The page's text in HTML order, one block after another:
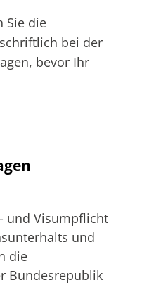
Sie die
bei der
bevor Ihr
und Visumpflicht
und
die
Bundesrepublik